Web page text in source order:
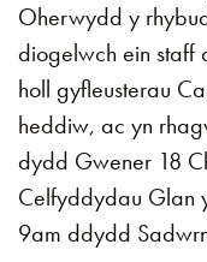
Oherwydd y
diogelwch ein staff
holl gyfleusterau
heddiw, ac yn
dydd Gwener 18
Celfyddydau Glan
9am ddydd